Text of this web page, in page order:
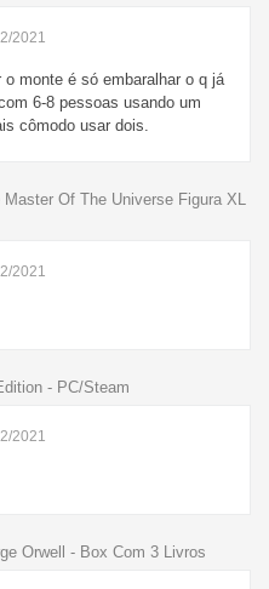
2021
monte é só embaralhar o q já
6-8 pessoas usando um
cômodo usar dois.
Of The Universe Figura XL
2021
- PC/Steam
2021
Orwell - Box Com 3 Livros